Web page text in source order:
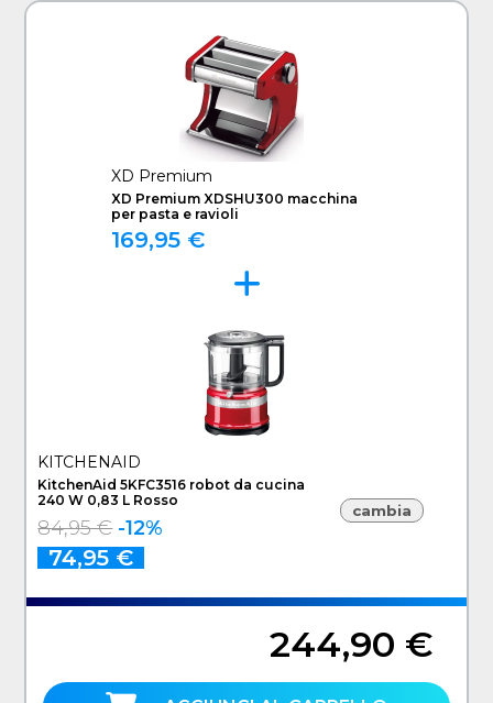
XD Premium
XD Premium XDSHU300 macchina
per pasta e ravioli
169,95 €
KITCHENAID
KitchenAid 5KFC3516 robot da cucina
240 W 0,83 L Rosso
84,95 € -12%
74,95 €
cambia
244,90 €